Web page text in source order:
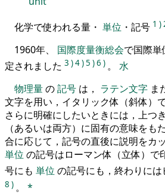
化学で使われる量・ 単位 ・記号 1 )
1960年、 国際度量衡総会で国際
定されました 3 )4)5 )6 ) 。 水
物理量の記号 は， ラテン文字 ま
文字を用い，イタリック体（斜体）
さらに明確にしたいときには，上つ
（あるいは両方）に固有の意味をも
合に応じて，記号の直後に説明をカ
単位の記号はローマン体（立体）で
号にも 単位の記号にも，終わりに
8 ) 。 *